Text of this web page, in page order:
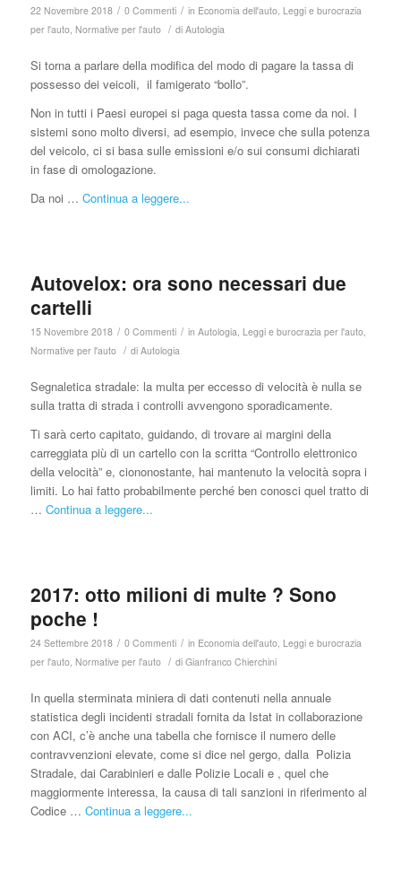
22 Novembre 2018 / 0 Commenti / in Economia dell'auto, Leggi e burocrazia
per l'auto, Normative per l'auto / di Autologia
Si torna a parlare della modifica del modo di pagare la tassa di
possesso dei veicoli, il famigerato “bollo”.
Non in tutti i Paesi europei si paga questa tassa come da noi. I
sistemi sono molto diversi, ad esempio, invece che sulla potenza
del veicolo, ci si basa sulle emissioni e/o sui consumi dichiarati
in fase di omologazione.
Da noi … Continua a leggere...
Autovelox: ora sono necessari due
cartelli
15 Novembre 2018 / 0 Commenti / in Autologia Leggi e burocrazia per l'auto,
Normative per l'auto / di Autologia
Segnaletica stradale: la multa per eccesso di velocità è nulla se
sulla tratta di strada i controlli avvengono sporadicamente.
Ti sarà certo capitato, guidando, di trovare ai margini della
carreggiata più di un cartello con la scritta “Controllo elettronico
della velocità” e, ciononostante, hai mantenuto la velocità sopra i
limiti. Lo hai fatto probabilmente perché ben conosci quel tratto di
… Continua a leggere...
2017: otto milioni di multe ? Sono
poche !
24 Settembre 2018 / 0 Commenti / in Economia dell'auto, Leggi e burocrazia
per l'auto, Normative per l'auto / di Gianfranco Chierchini
In quella sterminata miniera di dati contenuti nella annuale
statistica degli incidenti stradali fornita da Istat in collaborazione
con ACI, c’è anche una tabella che fornisce il numero delle
contravvenzioni elevate, come si dice nel gergo, dalla Polizia
Stradale, dai Carabinieri e dalle Polizie Locali e , quel che
maggiormente interessa, la causa di tali sanzioni in riferimento al
Codice … Continua a leggere...